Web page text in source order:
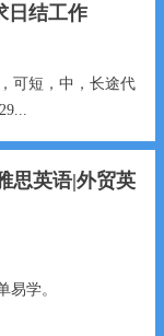
日结工作
可短，中，长途代
思英语|外贸英
易学。